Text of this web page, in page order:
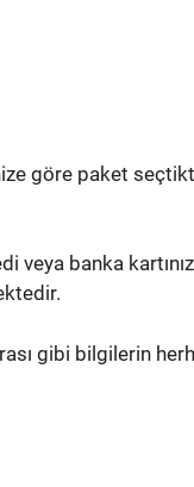
göre paket
veya banka
gibi bilgilerin